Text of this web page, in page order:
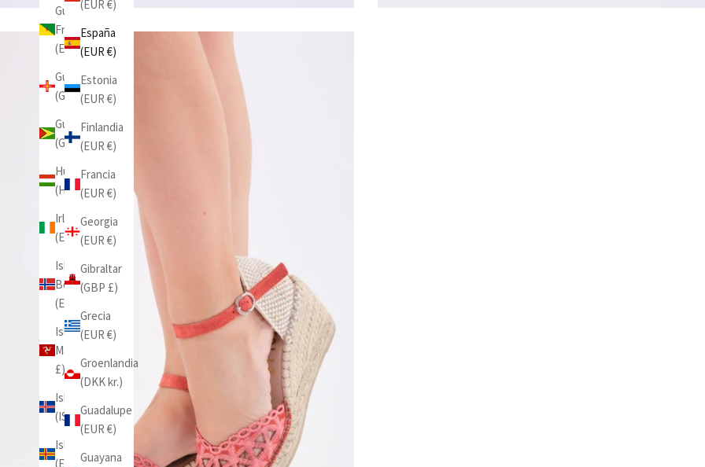
Guayana
Francesa
(EUR €)
Guernesey
(GBP £)
Guyana
(GYD $)
Hungría
(HUF Ft)
Irlanda
(EUR €)
Isla
Bouvet
(EUR €)
Isla de
Man (GBP
£)
Islandia
(ISK kr)
Islas Aland
(EUR €)
(EUR €)
España
(EUR €)
Estonia
(EUR €)
Finlandia
(EUR €)
Francia
(EUR €)
Georgia
(EUR €)
Gibraltar
(GBP £)
Grecia
(EUR €)
Groenlandia
(DKK kr.)
Guadalupe
(EUR €)
Guayana